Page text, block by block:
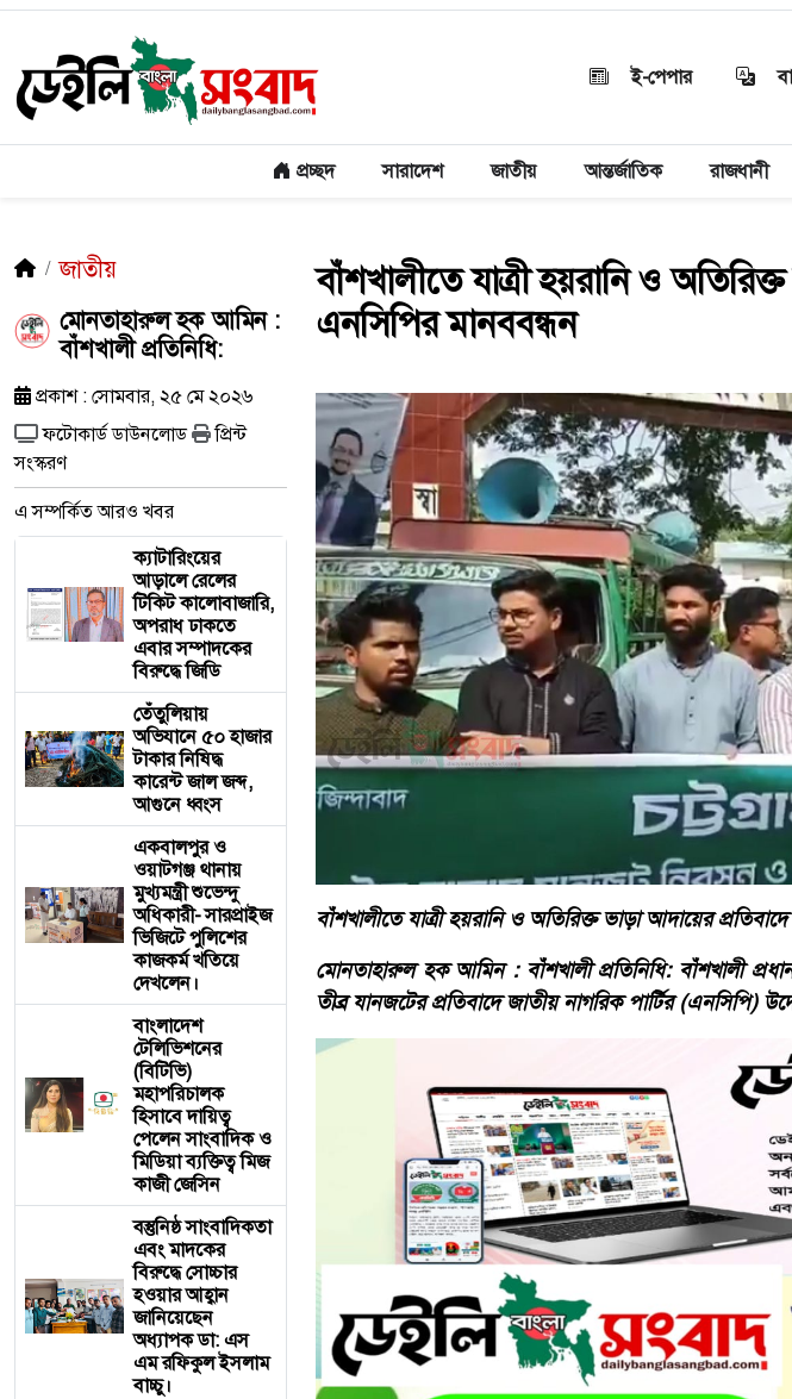
ই-পেপার
প্রচ্ছদ সারাদেশ জাতীয় আন্তর্জাতিক রাজধানী
জাতীয়
মোনতাহারুল হক আমিন :
বাঁশখালী প্রতিনিধি:
প্রকাশ : সোমবার, ২৫ মে ২০২৬
ফটোকার্ড ডাউনলোড
প্রিন্ট
সংস্করণ
এ সম্পর্কিত আরও খবর
ক্যাটারিংয়ের
আড়ালে রেলের
টিকিট কালোবাজারি,
অপরাধ ঢাকতে
এবার সম্পাদকের
বিরুদ্ধে জিডি
তেঁতুলিয়ায়
অভিযানে ৫০ হাজার
টাকার নিষিদ্ধ
কারেন্ট জাল জব্দ,
আগুনে ধ্বংস
একবালপুর ও
ওয়াটগঞ্জ থানায়
মুখ্যমন্ত্রী শুভেন্দু
অধিকারী- সারপ্রাইজ
ভিজিটে পুলিশের
কাজকর্ম খতিয়ে
দেখলেন।
বাংলাদেশ
টেলিভিশনের
(বিটিভি)
মহাপরিচালক
হিসাবে দায়িত্ব
পেলেন সাংবাদিক ও
মিডিয়া ব্যক্তিত্ব মিজ
কাজী জেসিন
বস্তুনিষ্ঠ সাংবাদিকতা
এবং মাদকের
বিরুদ্ধে সোচ্চার
হওয়ার আহ্বান
জানিয়েছেন
অধ্যাপক ডা: এস
এম রফিকুল ইসলাম
বাচ্চু।
বাঁশখালীতে যাত্রী হয়রানি ও
এনসিপির মানববন্ধন
বাঁশখালীতে যাত্রী হয়রানি ও অতিরিক্ত ভাড়া আদায়ের
মোনতাহারুল হক আমিন : বাঁশখালী প্রতিনিধি: বাঁশখালী
তীব্র যানজটের প্রতিবাদে জাতীয় নাগরিক পার্টির (এনসিপি)